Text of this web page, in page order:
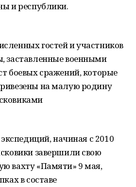
и республики.
гостей и участников
заставленные военными
боевых сражений, которые
на малую родину
экспедиций, начиная с 2010
завершили свою
вахту «Памяти» 9 мая,
в составе